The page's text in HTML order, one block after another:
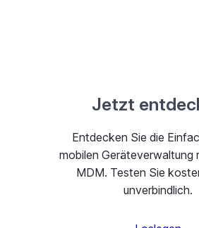
Jetzt
Entdecken Sie die
mobilen Geräteverwaltung
MDM. Testen Sie
unverbindlich.